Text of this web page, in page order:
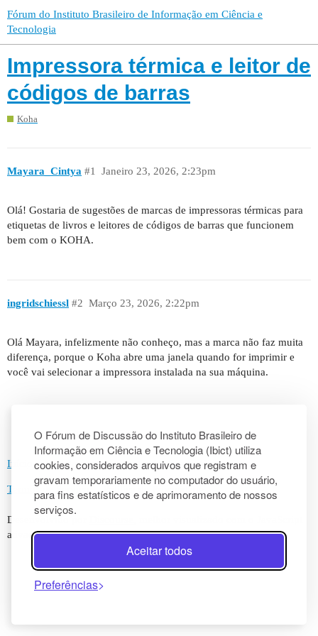
O Fórum de Discussão do Instituto Brasileiro de
Informação em Ciência e Tecnologia (Ibict) utiliza
cookies, considerados arquivos que registram e
gravam temporariamente no computador do usuário,
para fins estatísticos e de aprimoramento de nossos
serviços.
Aceitar todos
Preferências
Fórum do Instituto Brasileiro de Informação em Ciência e
Tecnologia
Impressora térmica e leitor de
códigos de barras
Koha
Mayara_Cintya Janeiro 23, 2026, 2:23pm
#1
Olá! Gostaria de sugestões de marcas de impressoras térmicas para
etiquetas de livros e leitores de códigos de barras que funcionem
bem com o KOHA.
ingridschiessl Março 23, 2026, 2:22pm
#2
Olá Mayara, infelizmente não conheço, mas a marca não faz muita
diferença, porque o Koha abre uma janela quando for imprimir e
você vai selecionar a impressora instalada na sua máquina.
Início Categorias Perguntas frequentes/diretrizes
Termos de Serviço Política de Privacidade
Desenvolvido por
ativado